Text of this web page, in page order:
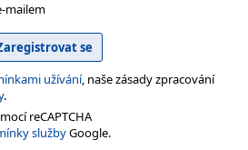
mailem
užívání, naše zásady zpracování
.
reCAPTCHA
službyGoogle.